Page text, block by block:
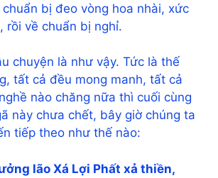
bị đeo vòng hoa nhài, xức
rồi về chuẩn bị nghỉ.
chuyện là như vậy. Tức là thế
tất cả đều mong manh, tất cả
nào chăng nữa thì cuối cùng
này chưa chết, bây giờ chúng ta
tiếp theo như thế nào:
lão Xá Lợi Phất xả thiền,